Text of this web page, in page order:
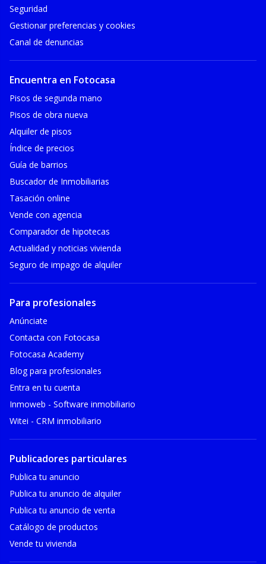
Seguridad
Gestionar preferencias y cookies
Canal de denuncias
Encuentra en Fotocasa
Pisos de segunda mano
Pisos de obra nueva
Alquiler de pisos
Índice de precios
Guía de barrios
Buscador de Inmobiliarias
Tasación online
Vende con agencia
Comparador de hipotecas
Actualidad y noticias vivienda
Seguro de impago de alquiler
Para profesionales
Anúnciate
Contacta con Fotocasa
Fotocasa Academy
Blog para profesionales
Entra en tu cuenta
Inmoweb - Software inmobiliario
Witei - CRM inmobiliario
Publicadores particulares
Publica tu anuncio
Publica tu anuncio de alquiler
Publica tu anuncio de venta
Catálogo de productos
Vende tu vivienda